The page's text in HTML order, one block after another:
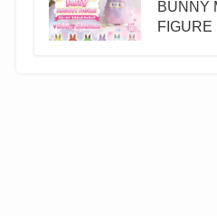
BUNNY
FIGURE